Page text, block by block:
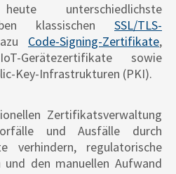
unterschiedlichste
klassischen SSL/TLS-
Code-Signing-Zertifikate,
Gerätezertifikate sowie
Key-Infrastrukturen (PKI).
Zertifikatsverwaltung
und Ausfälle durch
verhindern, regulatorische
den manuellen Aufwand